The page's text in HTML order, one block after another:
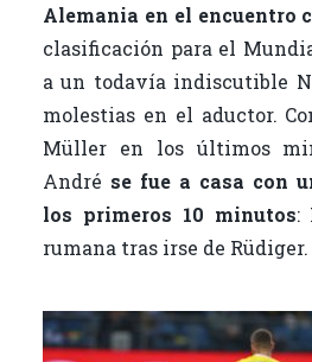
Alemania en el encuentro
clasificación para el
a un todavía indiscutible
molestias en el aductor.
Müller en los últimos
André se fue a casa con
los primeros 10 minutos:
rumana tras irse de Rüdiger.